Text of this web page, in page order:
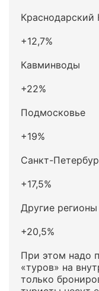
Краснодарский
+12,7%
Кавминводы
+22%
Подмосковье
+19%
Санкт-
+17,5%
Другие регионы
+20,5%
При этом надо
«туров» на
только